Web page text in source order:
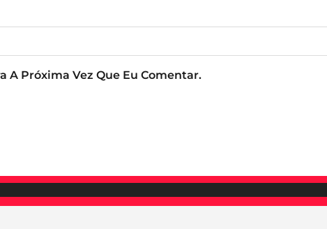
A Próxima Vez Que Eu Comentar.